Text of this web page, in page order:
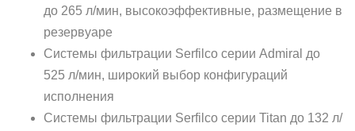
до 265 л/мин, высокоэффективные, размещение в
резервуаре
Системы фильтрации Serfilco серии Admiral до
525 л/мин, широкий выбор конфигураций
исполнения
Системы фильтрации Serfilco серии Titan до 132 л/